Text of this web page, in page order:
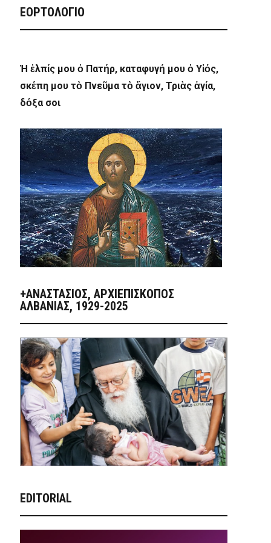
ΕΟΡΤΟΛΟΓΙΟ
Ἡ ἐλπίς μου ὁ Πατήρ, καταφυγή μου ὁ Υἱός,
σκέπη μου τὸ Πνεῦμα τὸ ἅγιον, Τριὰς ἁγία,
δόξα σοι
+ΑΝΑΣΤΆΣΙΟΣ, ΑΡΧΙΕΠΊΣΚΟΠΟΣ
ΑΛΒΑΝΊΑΣ, 1929-2025
EDITORIAL